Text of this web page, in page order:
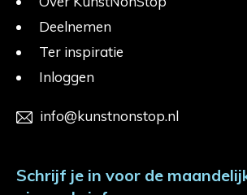
Deelnemen
Ter inspiratie
Inloggen
info@kunstnonstop.nl
Schrijf je in voor de